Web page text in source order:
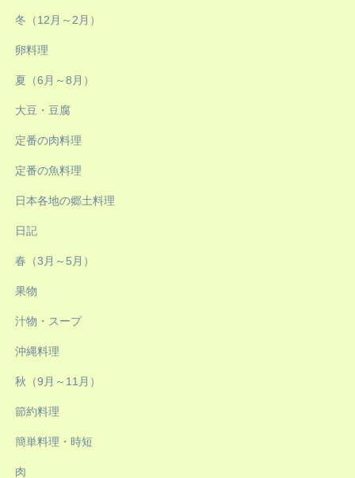
冬（12月～2月）
卵料理
夏（6月～8月）
大豆・豆腐
定番の肉料理
定番の魚料理
日本各地の郷土料理
日記
春（3月～5月）
果物
汁物・スープ
沖縄料理
秋（9月～11月）
節約料理
簡単料理・時短
肉